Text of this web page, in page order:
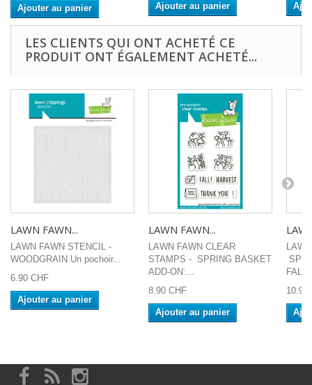
Ajouter au panier Ajouter au panier
LES CLIENTS QUI ONT ACHETÉ CE
PRODUIT ONT ÉGALEMENT ACHETÉ...
LAWN FAWN...
LAWN FAWN STENCIL -
WOODGRAIN Un pochoir...
6.90 CHF
Ajouter au panier
LAWN FAWN...
LAWN FAWN CLEAR
STAMPS - SPRING BASKET
ADD-ON:...
8.90 CHF
Ajouter au panier
FALL
10.90